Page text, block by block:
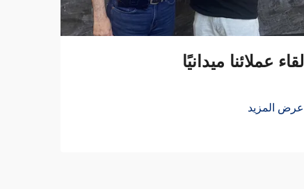
لقاء عملائنا ميدانيًا
عرض المزيد